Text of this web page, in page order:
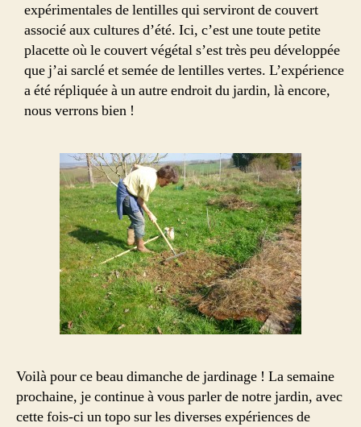
expérimentales de lentilles qui serviront de couvert
associé aux cultures d’été. Ici, c’est une toute petite
placette où le couvert végétal s’est très peu développée
que j’ai sarclé et semée de lentilles vertes. L’expérience
a été répliquée à un autre endroit du jardin, là encore,
nous verrons bien !
Voilà pour ce beau dimanche de jardinage ! La semaine
prochaine, je continue à vous parler de notre jardin, avec
cette fois-ci un topo sur les diverses expériences de